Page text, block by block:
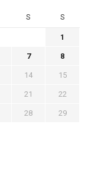
S S
1
7 8
14 15
21 22
28 29